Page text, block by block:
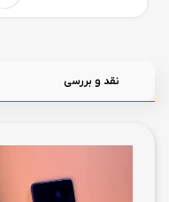
نقد و بررسی